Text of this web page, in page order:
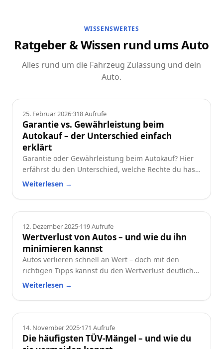
WISSENSWERTES
Ratgeber & Wissen rund ums Auto
Alles rund um die Fahrzeug Zulassung und dein
Auto.
Ratgeber
25. Februar 2026·318Aufrufe
Garantie vs. Gewährleistung beim
Autokauf – der Unterschied einfach
erklärt
Garantie oder Gewährleistung beim Autokauf? Hier
erfährst du den Unterschied, welche Rechte du hast
und worauf du beim Neu- oder Gebrauchtwagen
Weiterlesen →
Ratgeber
12. Dezember 2025·119Aufrufe
Wertverlust von Autos – und wie du ihn
minimieren kannst
Autos verlieren schnell an Wert – doch mit den
richtigen Tipps kannst du den Wertverlust deutlich
reduzieren. Erfahre, welche Faktoren besonders
wertstabil hältst.
Weiterlesen →
Ratgeber
14. November 2025·171 Aufrufe
Die häufigsten TÜV-Mängel – und wie du